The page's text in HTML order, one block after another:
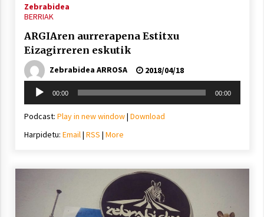
2021/10/04
Segura irratian Arrosaren 20 urteez
2021/07/22
2021/07/16
Zebrabidea
BERRIAK
ARGIAren aurrerapena Estitxu
Eizagirreren eskutik
Zebrabidea ARROSA
2018/04/18
Soinu
erreproduzigailua
00:00 00:00
Podcast: Play in new window| Download
Harpidetu: Email| RSS | More